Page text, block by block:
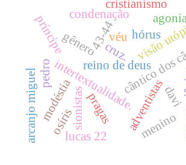
cântico
43-44
davi
intertextualidade.
reino de deus
visão
sionistas adventistas
véu
gênero
modéstia pragas
lucas 22
condenação
pedro
príncipe
arcanjo miguel
cristianismo
hórus
osíris
agonia
cruz.
menino